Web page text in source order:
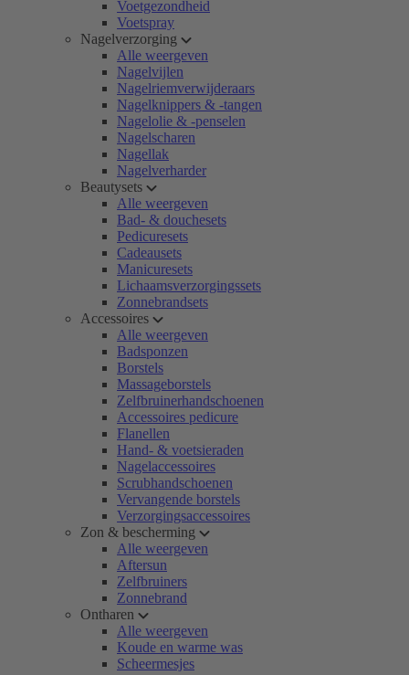
Voetgezondheid
Voetspray
Nagelverzorging
Alle weergeven
Nagelvijlen
Nagelriemverwijderaars
Nagelknippers & -tangen
Nagelolie & -penselen
Nagelscharen
Nagellak
Nagelverharder
Beautysets
Alle weergeven
Bad- & douchesets
Pedicuresets
Cadeausets
Manicuresets
Lichaamsverzorgingssets
Zonnebrandsets
Accessoires
Alle weergeven
Badsponzen
Borstels
Massageborstels
Zelfbruinerhandschoenen
Accessoires pedicure
Flanellen
Hand- & voetsieraden
Nagelaccessoires
Scrubhandschoenen
Vervangende borstels
Verzorgingsaccessoires
Zon & bescherming
Alle weergeven
Aftersun
Zelfbruiners
Zonnebrand
Ontharen
Alle weergeven
Koude en warme was
Scheermesjes